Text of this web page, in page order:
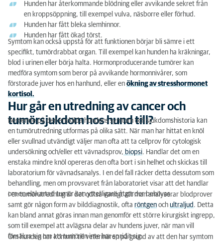
Hunden har återkommande blödning eller avvikande sekret från
en kroppsöppning, till exempel vulva, näsborre eller förhud.
Hunden har fått bleka slemhinnor.
Hunden har fått ökad törst.
Symtom kan också uppstå för att funktionen börjar bli sämre i ett
specifikt, tumördrabbat organ. Till exempel kan hunden ha kräkningar,
blod i urinen eller börja halta. Hormonproducerande tumörer kan
medföra symtom som beror på avvikande hormonnivårer, som
förstorade juver hos en hanhund, eller en ökning av stresshormonet
kortisol.
Hur går en utredning av cancer och
tumörsjukdom hos hund till?
Beroende på den enskilda hundens symtom och sjukdomshistoria kan
en tumörutredning utformas på olika sätt. När man har hittat en knöl
eller svullnad utvändigt väljer man ofta att ta cellprov för cytologisk
undersökning och/eller ett vävnadsprov, biopsi. Handlar det om en
enstaka mindre knöl opereras den ofta bort i sin helhet och skickas till
laboratorium för vävnadsanalys. I en del fall räcker detta dessutom som
behandling, men om provsvaret från laboratoriet visar att det handlar
om en elakartad tumör kan ytterligare åtgärder behövas.
I en tumörutredning är det också vanligt att man analyserar blodprover
samt gör någon form av bilddiagnostik, ofta röntgen och ultraljud . Detta
kan bland annat göras innan man genomför ett större kirurgiskt ingrepp,
som till exempel att avlägsna delar av hundens juver, när man vill
försäkra sig om att tumören inte har spridit sig.
Om hunden har kommit till veterinären på grund av att den har symtom